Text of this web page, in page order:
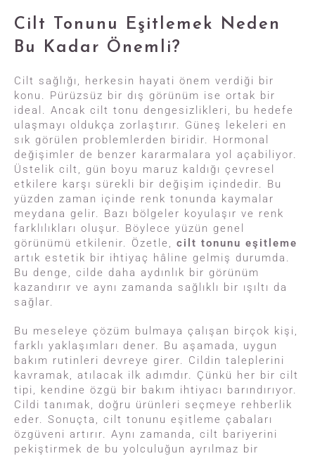
Cilt Tonunu Eşitlemek Neden
Bu Kadar Önemli?
Cilt sağlığı, herkesin hayati önem verdiği bir
konu. Pürüzsüz bir dış görünüm ise ortak bir
ideal. Ancak cilt tonu dengesizlikleri, bu hedefe
ulaşmayı oldukça zorlaştırır. Güneş lekeleri en
sık görülen problemlerden biridir. Hormonal
değişimler de benzer kararmalara yol açabiliyor.
Üstelik cilt, gün boyu maruz kaldığı çevresel
etkilere karşı sürekli bir değişim içindedir. Bu
yüzden zaman içinde renk tonunda kaymalar
meydana gelir. Bazı bölgeler koyulaşır ve renk
farklılıkları oluşur. Böylece yüzün genel
görünümü etkilenir. Özetle, cilt tonunu eşitleme
artık estetik bir ihtiyaç hâline gelmiş durumda.
Bu denge, cilde daha aydınlık bir görünüm
kazandırır ve aynı zamanda sağlıklı bir ışıltı da
sağlar.
Bu meseleye çözüm bulmaya çalışan birçok kişi,
farklı yaklaşımları dener. Bu aşamada, uygun
bakım rutinleri devreye girer. Cildin taleplerini
kavramak, atılacak ilk adımdır. Çünkü her bir cilt
tipi, kendine özgü bir bakım ihtiyacı barındırıyor.
Cildi tanımak, doğru ürünleri seçmeye rehberlik
eder. Sonuçta, cilt tonunu eşitleme çabaları
özgüveni artırır. Aynı zamanda, cilt bariyerini
pekiştirmek de bu yolculuğun ayrılmaz bir